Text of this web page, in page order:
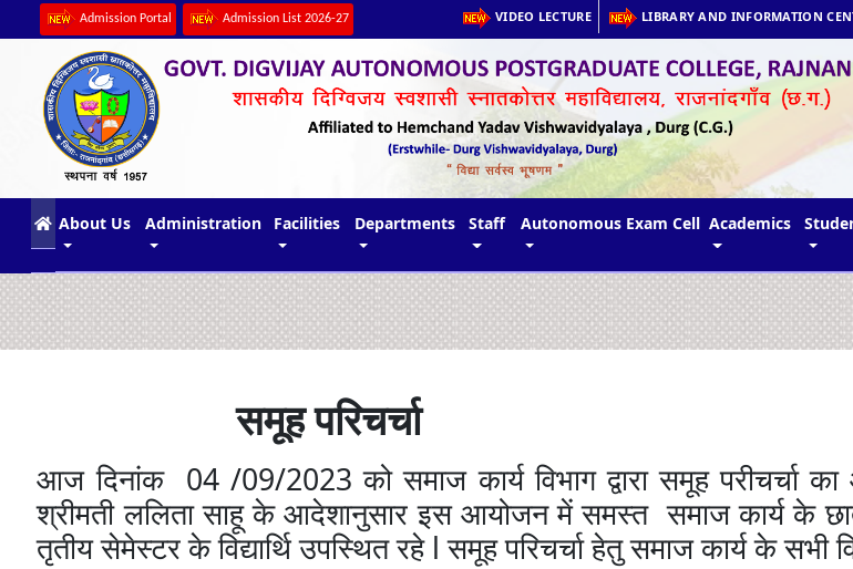
Admission Portal Admission List 2026-27 VIDEO LECTURE LIBRARY AND INFORMATION
(current)
About Us Administration Facilities Departments Staff Autonomous Exam Cell Academics
समूह परिचर्चा
आज दिनांक04 /09/2023को समाज कार्य विभाग द्वारा समूह परीचर्चा का
श्रीमती ललिता साहू के आदेशानुसार इस आयोजन में समस्त समाज कार्य के
तृतीय सेमेस्टर के विद्यार्थि उपस्थित रहेlसमूह परिचर्चा हेतु समाज कार्य के सभी